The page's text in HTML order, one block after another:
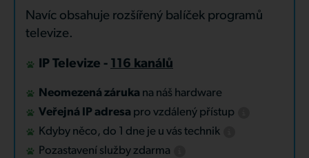
Navíc obsahuje rozšířený balíček programů
televize.
IP Televize - 116 kanálů
Neomezená záruka na náš hardware
Veřejná IP adresa pro vzdálený přístup
Kdyby něco, do 1 dne je u vás technik
Pozastavení služby zdarma